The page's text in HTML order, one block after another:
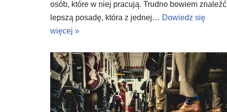
osób, które w niej pracują. Trudno bowiem znaleźć
lepszą posadę, która z jednej… Dowiedz się
więcej »